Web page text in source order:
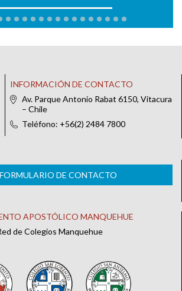
INFORMACIÓN DE CONTACTO
Av. Parque Antonio Rabat 6150, Vitacura
– Chile
Teléfono: +56(2) 2484 7800
DE CONTACTO
APOSTÓLICO MANQUEHUE
de Colegios Manquehue